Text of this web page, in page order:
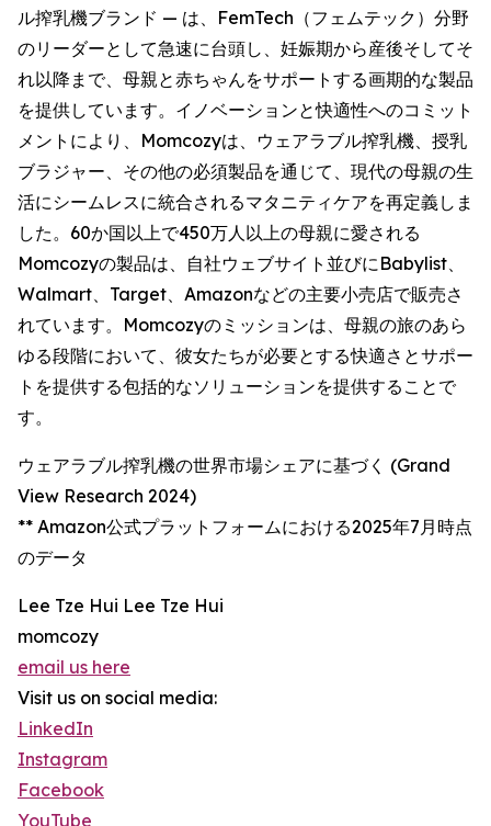
ル搾乳機ブランド — は、FemTech（フェムテック）分野
のリーダーとして急速に台頭し、妊娠期から産後そしてそ
れ以降まで、母親と赤ちゃんをサポートする画期的な製品
を提供しています。イノベーションと快適性へのコミット
メントにより、Momcozyは、ウェアラブル搾乳機、授乳
ブラジャー、その他の必須製品を通じて、現代の母親の生
活にシームレスに統合されるマタニティケアを再定義しま
した。60か国以上で450万人以上の母親に愛される
Momcozyの製品は、自社ウェブサイト並びにBabylist、
Walmart、Target、Amazonなどの主要小売店で販売さ
れています。Momcozyのミッションは、母親の旅のあら
ゆる段階において、彼女たちが必要とする快適さとサポー
トを提供する包括的なソリューションを提供することで
す。
ウェアラブル搾乳機の世界市場シェアに基づく (Grand
View Research 2024)
** Amazon公式プラットフォームにおける2025年7月時点
のデータ
Lee Tze Hui Lee Tze Hui
momcozy
email us here
Visit us on social media:
LinkedIn
Instagram
Facebook
YouTube